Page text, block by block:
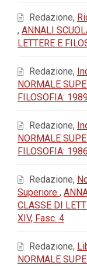
Redazione,
, ANNALI
LETTERE E
Redazione,
NORMALE
FILOSOFIA:
Redazione,
NORMALE
FILOSOFIA:
Redazione,
Superiore ,
CLASSE DI
XIV, Fasc. 4
Redazione,
NORMALE